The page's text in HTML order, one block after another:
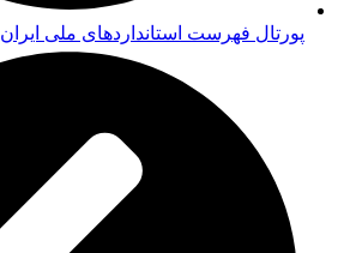
پورتال فهرست استانداردهای ملی ایران